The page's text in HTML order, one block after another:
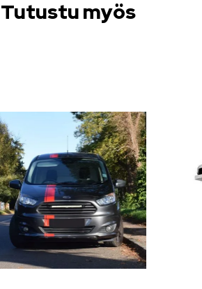
Tutustu myös